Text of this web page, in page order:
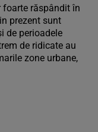
foarte răspândit în
prezent sunt
de perioadele
de ridicate au
zone urbane,